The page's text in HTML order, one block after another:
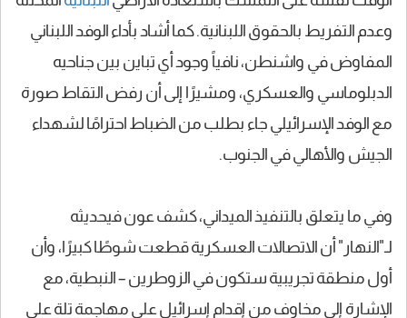
وعدم التفريط بالحقوق اللبنانية. كما أشاد بأداء الوفد اللبناني
المفاوض في واشنطن، نافياً وجود أي تباين بين جناحيه
الدبلوماسي والعسكري، ومشيرًا إلى أن رفض التقاط صورة
مع الوفد الإسرائيلي جاء بطلب من الضباط احترامًا لشهداء
الجيش والأهالي في الجنوب.
وفي ما يتعلق بالتنفيذ الميداني، كشف عون فيحديثه
لـ"النهار" أن الاتصالات العسكرية قطعت شوطًا كبيرًا، وأن
أول منطقة تجريبية ستكون في الزوطرين – النبطية، مع
الإشارة إلى مخاوف من إقدام إسرائيل على مهاجمة تلة علي